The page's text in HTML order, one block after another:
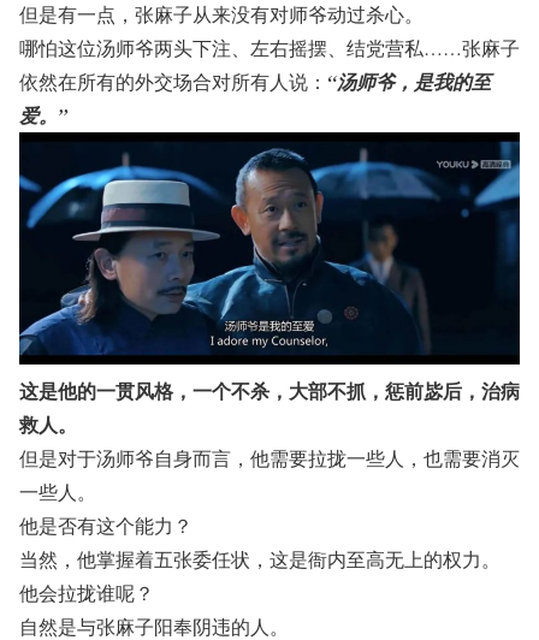
但是有一点，张麻子从来没有对师爷动过杀心。
哪怕这位汤师爷两头下注、左右摇摆、结党营私……张麻子
依然在所有的外交场合对所有人说： “汤师爷，是我的至
爱。”
这是他的一贯风格，一个不杀，大部不抓，惩前毖后，治病
救人。
但是对于汤师爷自身而言，他需要拉拢一些人，也需要消灭
一些人。
他是否有这个能力？
当然，他掌握着五张委任状，这是衙内至高无上的权力。
他会拉拢谁呢？
自然是与张麻子阳奉阴违的人。